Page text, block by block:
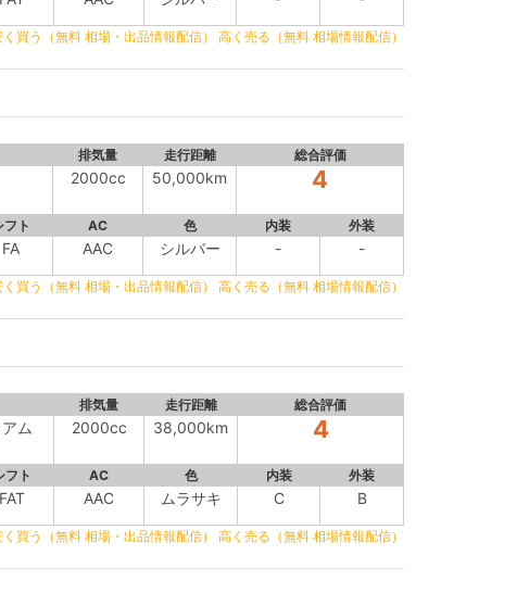
く買う（無料 相場・出品情報配信） 高く売る（無料 相場情報配信）
排気量 走行距離 総合評価
2000cc 50,000km 4
フト AC 色 内装 外装
FA AAC シルバー - -
く買う（無料 相場・出品情報配信） 高く売る（無料 相場情報配信）
排気量 走行距離 総合評価
ム 2000cc 38,000km 4
フト AC 色 内装 外装
FAT AAC ムラサキ C B
く買う（無料 相場・出品情報配信） 高く売る（無料 相場情報配信）